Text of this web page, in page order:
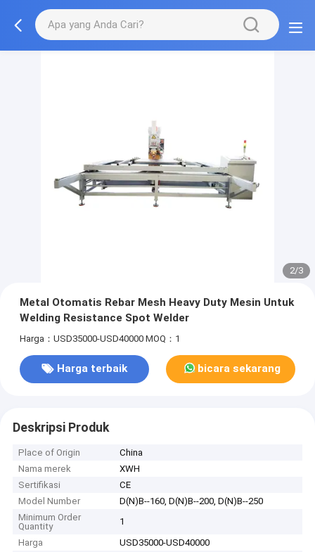
2/3
Metal Otomatis Rebar Mesh Heavy Duty Mesin Untuk
Welding Resistance Spot Welder
Harga：USD35000-USD40000 MOQ：1
Harga terbaik bicara sekarang
Deskripsi Produk
Place of Origin
China
Nama merek
XWH
Sertifikasi
CE
Model Number
D(N)B--160, D(N)B--200, D(N)B--250
Minimum Order
Quantity
1
Harga
USD35000-USD40000